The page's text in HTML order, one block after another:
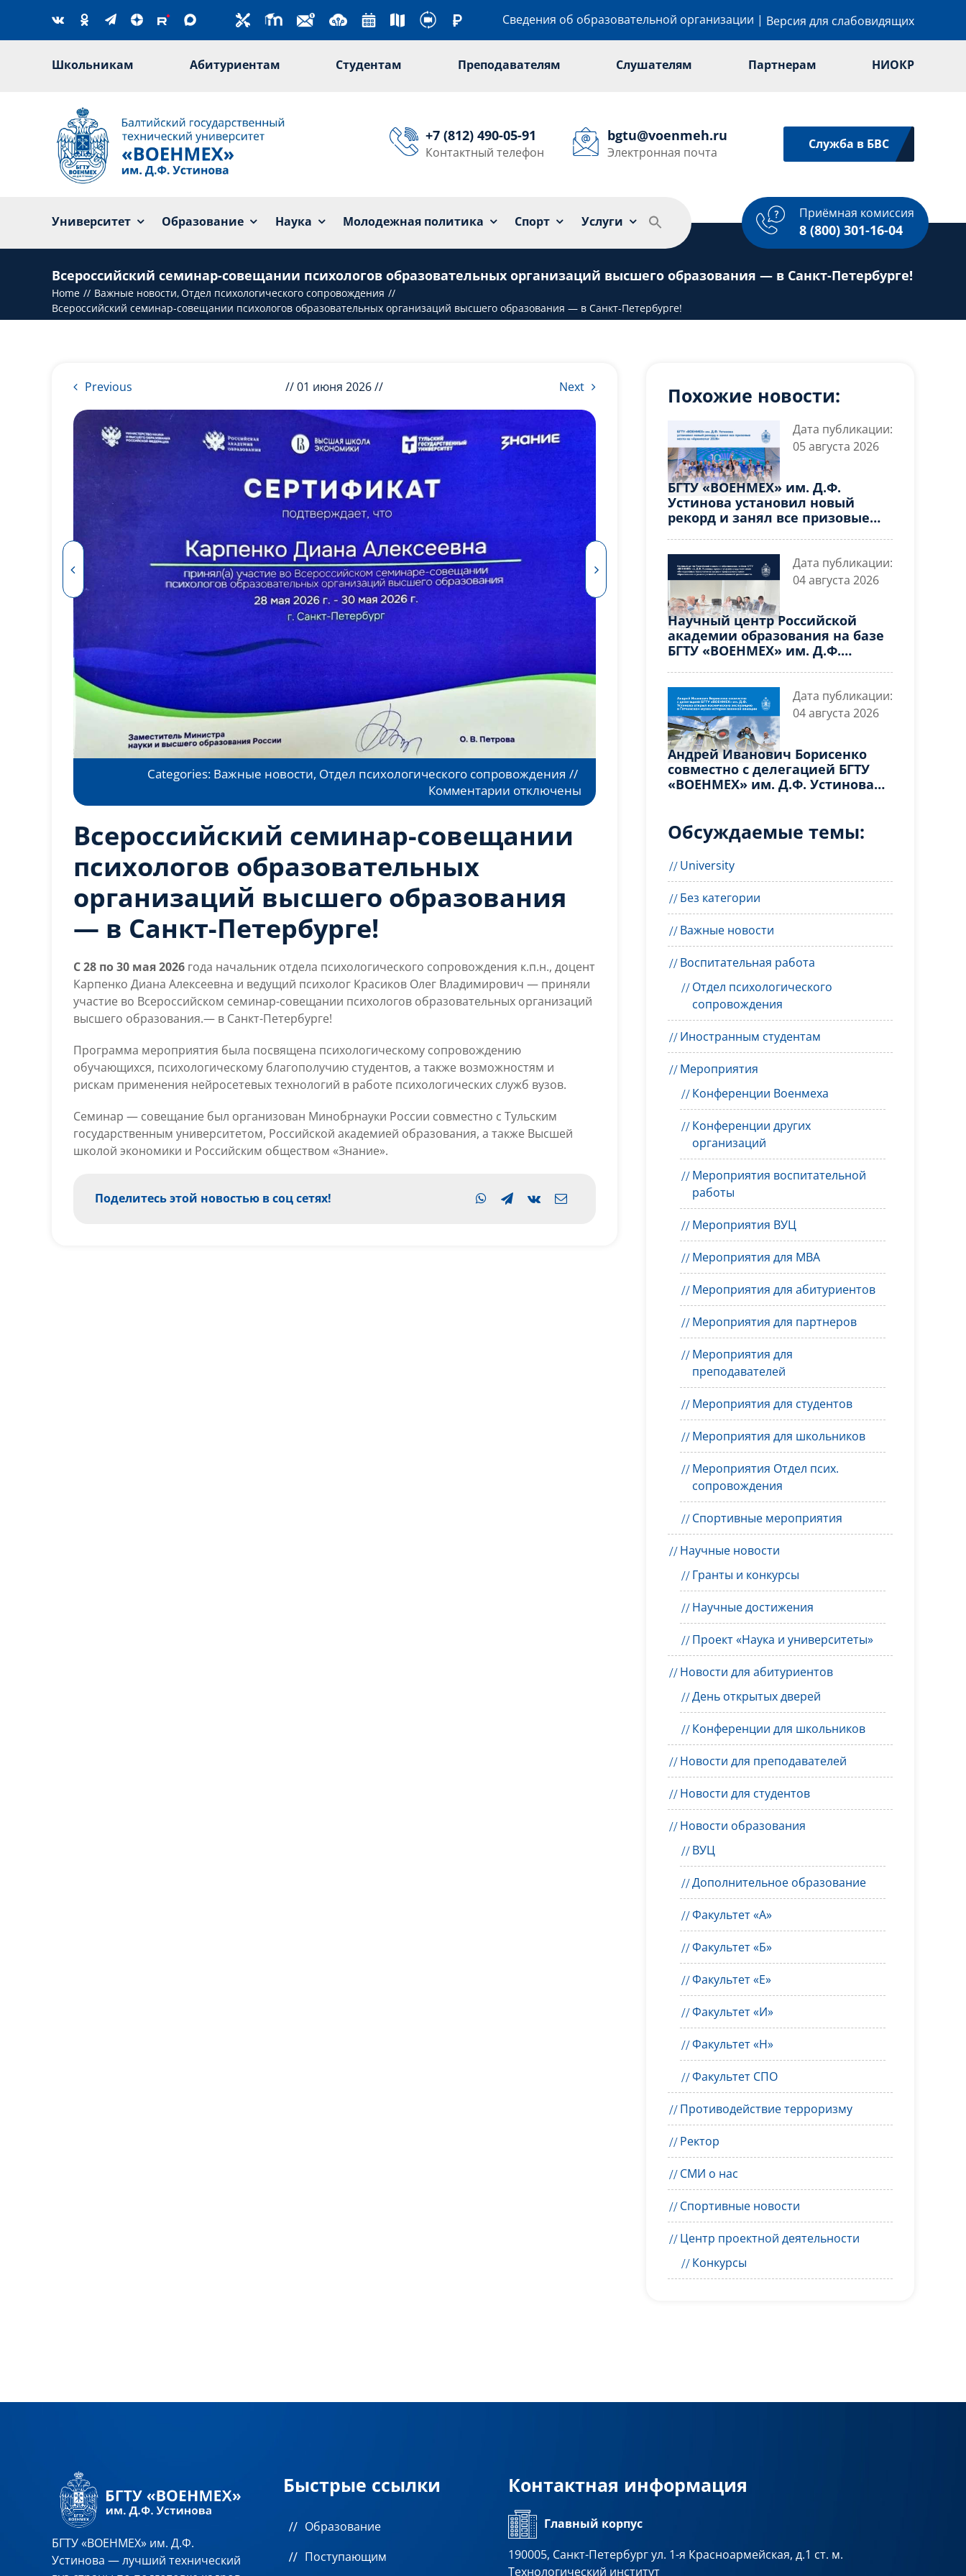
content
Сведения об образовательной организации | Версия для слабовидящих
Школьникам Абитуриентам Студентам Преподавателям Слушателям Партнерам НИОКР
+7 (812) 490-05-91
Контактный телефон
bgtu@voenmeh.ru
Электронная почта
Служба в БВС
Университет Образование Наука Молодежная политика Спорт Услуги
Приёмная комиссия
8 (800) 301-16-04
Университет Образование Наука Молодежная политика Спорт Услуги
Всероссийский семинар-совещании психологов образовательных организаций высшего образования — в Санкт-Петербурге!
Home Важные новости Отдел психологического сопровождения
Всероссийский семинар-совещании психологов образовательных организаций высшего образования — в Санкт-Петербурге!
Previous Next
// 01 июня 2026 //
Categories: Важные новости, Отдел психологического сопровождения //
Комментариик
записи
семинар-
организаций
в
Санкт-
Петербурге!
отключены
Всероссийский семинар-совещании
психологов образовательных
организаций высшего образования
— в Санкт-Петербурге!
С 28 по 30 мая 2026 года начальник отдела психологического сопровождения к.п.н., доцент
Карпенко Диана Алексеевна и ведущий психолог Красиков Олег Владимирович — приняли
участие во Всероссийском семинар-совещании психологов образовательных организаций
высшего образования.— в Санкт-Петербурге!
Программа мероприятия была посвящена психологическому сопровождению
обучающихся, психологическому благополучию студентов, а также возможностям и
рискам применения нейросетевых технологий в работе психологических служб вузов.
Семинар — совещание был организован Минобрнауки России совместно с Тульским
государственным университетом, Российской академией образования, а также Высшей
школой экономики и Российским обществом «Знание».
Поделитесь этой новостью в соц сетях!
Похожие новости:
Дата публикации:
05 августа 2026
БГТУ «ВОЕНМЕХ» им. Д.Ф.
Устинова установил новый
рекорд и занял все призовые
Дата публикации:
04 августа 2026
Научный центр Российской
академии образования на базе
БГТУ «ВОЕНМЕХ» им. Д.Ф.
технологии в высшем
профессиональном
образовании» в рамках
развития инновационной
деятельности
Дата публикации:
04 августа 2026
Андрей Иванович Борисенко
совместно с делегацией БГТУ
«ВОЕНМЕХ» им. Д.Ф. Устинова
истории военной авиации
Обсуждаемые темы:
University
Без категории
Важные новости
Воспитательная работа
Отдел психологического
сопровождения
Иностранным студентам
Мероприятия
Конференции Военмеха
Конференции других
организаций
Мероприятия воспитательной
работы
Мероприятия ВУЦ
Мероприятия для MBA
Мероприятия для абитуриентов
Мероприятия для партнеров
Мероприятия для
преподавателей
Мероприятия для студентов
Мероприятия для школьников
Мероприятия Отдел псих.
сопровождения
Спортивные мероприятия
Научные новости
Гранты и конкурсы
Научные достижения
Проект «Наука и университеты»
Новости для абитуриентов
День открытых дверей
Конференции для школьников
Новости для преподавателей
Новости для студентов
Новости образования
ВУЦ
Дополнительное образование
Факультет «А»
Факультет «Б»
Факультет «Е»
Факультет «И»
Факультет «Н»
Факультет СПО
Противодействие терроризму
Ректор
СМИ о нас
Спортивные новости
Центр проектной деятельности
Конкурсы
БГТУ «ВОЕНМЕХ» им. Д.Ф.
Устинова — лучший технический
Быстрые ссылки
Образование
Поступающим
Контактная информация
Главный корпус
190005, Санкт-Петербург ул. 1-я Красноармейская, д.1 ст. м.
Технологический институт